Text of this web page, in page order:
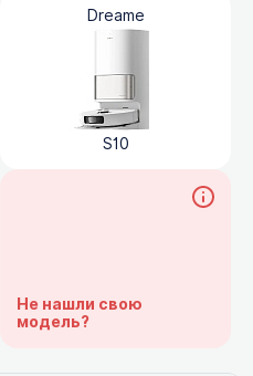
Dreame
S10
Не нашли свою
модель?